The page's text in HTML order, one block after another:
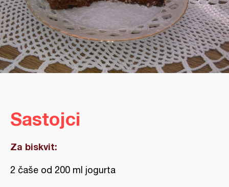
Sastojci
Za biskvit:
2 čaše od 200 ml jogurta